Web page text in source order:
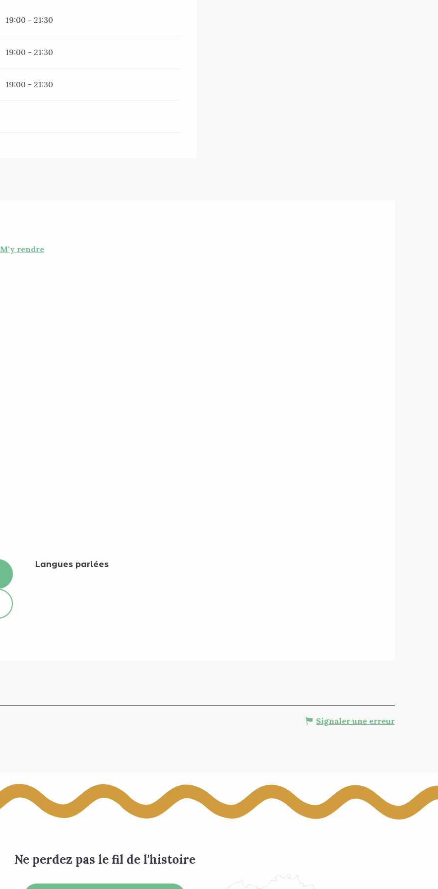
19:00 - 21:30
19:00 - 21:30
19:00 - 21:30
M'y rendre
Langues parlées
Langues parlées
Signaler une erreur
Ne perdez pas le fil de l'histoire